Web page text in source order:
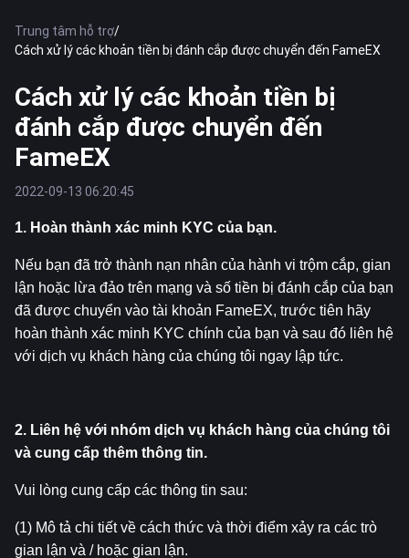
Trung tâm hỗ trợ/
Cách xử lý các khoản tiền bị đánh cắp được chuyển đến FameEX
Cách xử lý các khoản tiền bị
đánh cắp được chuyển đến
FameEX
2022-09-13 06:20:45
1. Hoàn thành xác minh KYC của bạn.
Nếu bạn đã trở thành nạn nhân của hành vi trộm cắp, gian
lận hoặc lừa đảo trên mạng và số tiền bị đánh cắp của bạn
đã được chuyển vào tài khoản FameEX, trước tiên hãy
hoàn thành xác minh KYC chính của bạn và sau đó liên hệ
với dịch vụ khách hàng của chúng tôi ngay lập tức.
2. Liên hệ với nhóm dịch vụ khách hàng của chúng tôi
và cung cấp thêm thông tin.
Vui lòng cung cấp các thông tin sau:
(1) Mô tả chi tiết về cách thức và thời điểm xảy ra các trò
gian lận và / hoặc gian lận.